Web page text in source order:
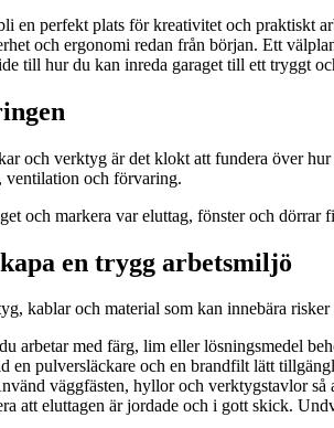
en perfekt plats för kreativitet och praktiskt
och ergonomi redan från början. Ett
till hur du kan inreda garaget till ett tryggt
och verktyg är det klokt att fundera över
ventilation och förvaring.
och markera var eluttag, fönster och
en trygg arbetsmiljö
kablar och material som kan innebära
arbetar med färg, lim eller lösningsmedel
en pulversläckare och en brandfilt lätt
väggfästen, hyllor och verktygstavlor så
att eluttagen är jordade och i gott skick.